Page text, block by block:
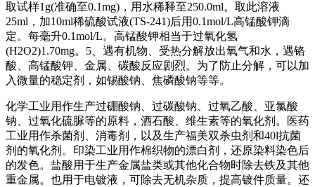
取试样1g(准确至0.1mg)，用水稀释至250.0ml。取此溶液
25ml，加10ml稀硫酸试液(TS-241)后用0.1mol/L高锰酸钾滴
定。每毫升0.1mol/L。高锰酸钾相当于过氧化氢
(H2O2)1.70mg。5、遇有机物、受热分解放出氧气和水，遇铬
酸、高锰酸钾、金属、碳酸反应剧烈。为了防止分解，可以加
入微量的稳定剂，如锡酸钠、焦磷酸钠等等。
化学工业用作生产过硼酸钠、过碳酸钠、过氧乙酸、亚氯酸
钠、过氧化硫脲等的原料，酒石酸、维生素等的氧化剂。医药
工业用作杀菌剂、消毒剂，以及生产福美双杀虫剂和40l抗菌
剂的氧化剂。印染工业用作棉织物的漂白剂，还原染料染色后
的发色。盐酸用于生产金属盐类或其他化合物时除去铁及其他
重金属。也用于电镀液，可除去无机杂质，提高镀件质量。还